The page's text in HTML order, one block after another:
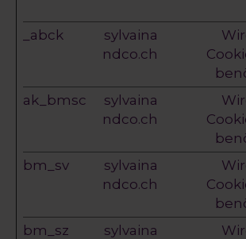
_abck
sylvaina
ndco.ch
ak_bmsc
sylvaina
ndco.ch
bm_sv
sylvaina
ndco.ch
bm_sz
sylvaina